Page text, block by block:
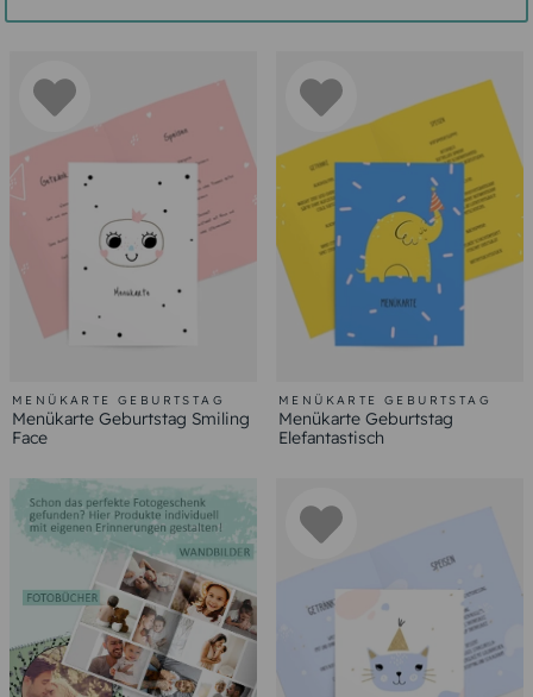
MENÜKARTE GEBURTSTAG
Menükarte Geburtstag Smiling
Face
MENÜKARTE GEBURTSTAG
Menükarte Geburtstag
Elefantastisch